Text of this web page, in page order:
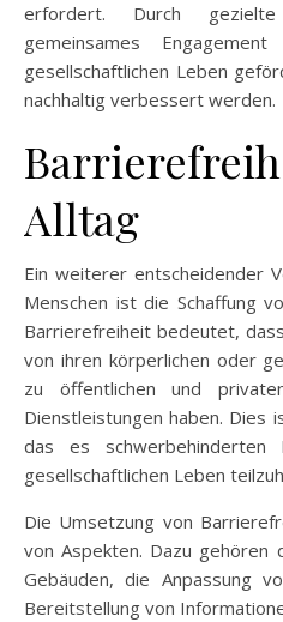
erfordert. Durch
gemeinsames
gesellschaftlichen Leben
nachhaltig verbessert werden.
Alltag
Ein weiterer entscheidender
Menschen ist die Schaffung
Barrierefreiheit bedeutet,
von ihren körperlichen oder
zu öffentlichen und
Dienstleistungen haben. Dies
das es schwerbehinderten
gesellschaftlichen Leben
Die Umsetzung von
von Aspekten. Dazu gehören
Gebäuden, die Anpassung
Bereitstellung von